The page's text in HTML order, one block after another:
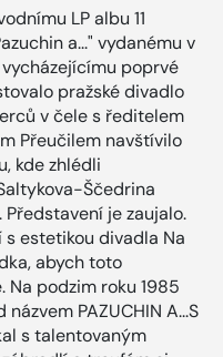
LP albu 11
a..." vydanému v
poprvé
pražské divadlo
v čele s ředitelem
Přeučilem navštívilo
kde zhlédli
Ščedrina
Představení je zaujalo.
s estetikou divadla Na
abych toto
Na podzim roku 1985
PAZUCHIN A...S
s talentovaným